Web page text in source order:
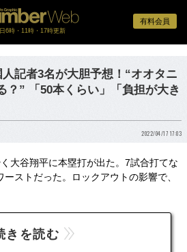
有料会員
6時・11時・17時更新
記者3名が大胆予想！“オオタニ
？” 「50本くらい」「負担が大き
2022/04/17 17:03
大谷翔平に本塁打が出た。7試合打てな
ストだった。ロックアウトの影響で、
きを読む